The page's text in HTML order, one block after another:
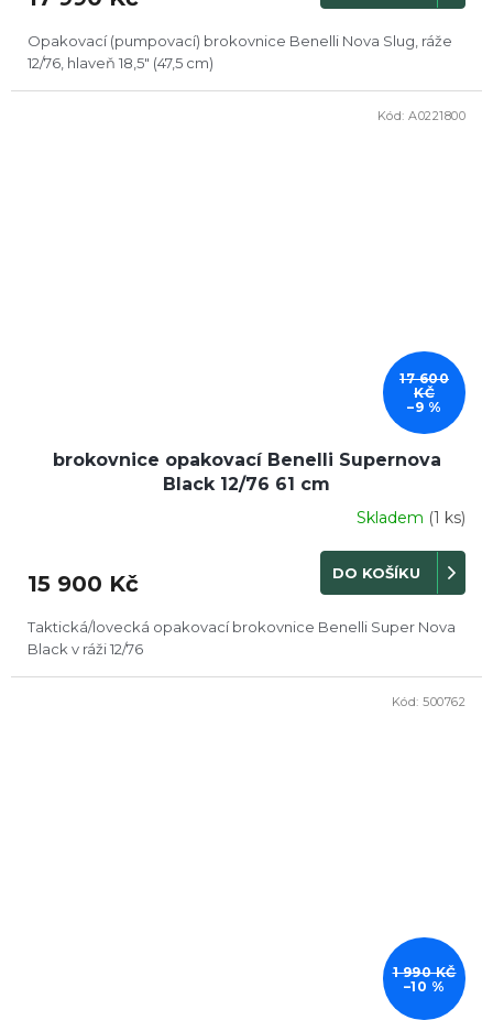
Opakovací (pumpovací) brokovnice Benelli Nova Slug, ráže
12/76, hlaveň 18,5" (47,5 cm)
17 600
KČ
–9 %
brokovnice opakovací Benelli Supernova
Black 12/76 61 cm
Skladem (1 ks)
15 900 Kč DO KOŠÍKU
Taktická/lovecká opakovací brokovnice Benelli Super Nova
Black v ráži 12/76
Kód: A0221800
1 990 KČ
–10 %
Kód: 500762